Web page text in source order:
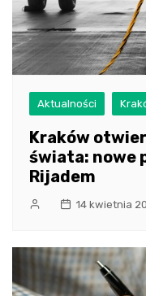
Aktualności
Kraków
świata: nowe
Rijadem
14 kwietnia